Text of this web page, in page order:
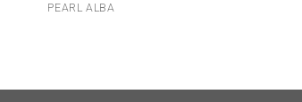
PEARL ALBA